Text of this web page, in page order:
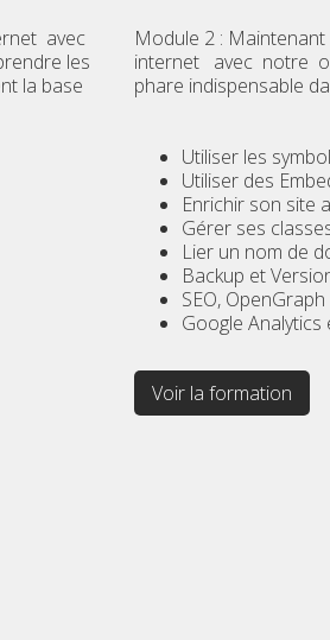
avec
les
la base
Module 2 :
internet avec notre
phare indispensable
Utiliser les
Utiliser des
Enrichir son site
Gérer ses
Lier un nom de
Backup et
SEO,
Google
Voir la formation